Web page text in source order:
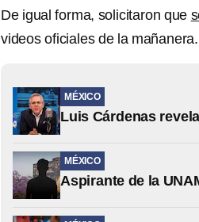
De igual forma, solicitaron que
videos oficiales de la mañanera.
MÉXICO
Luis Cárdenas
MÉXICO
Aspirante de la